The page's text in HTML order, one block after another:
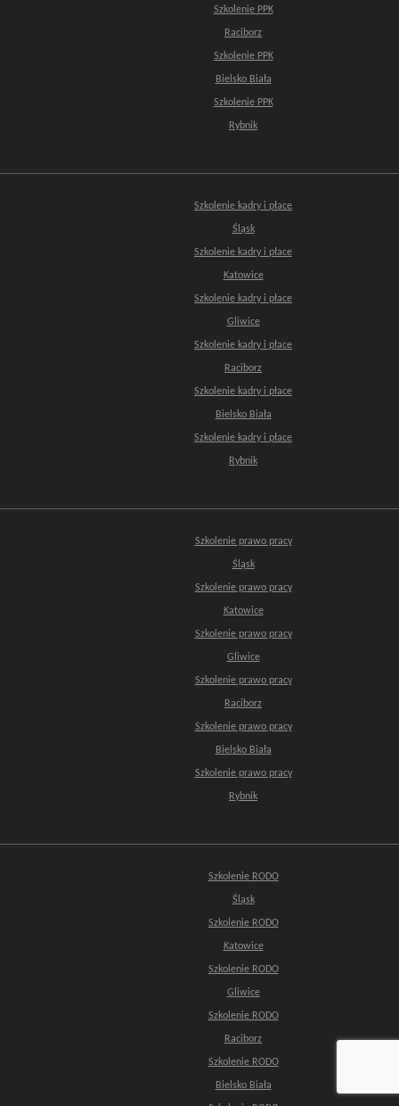
Szkolenie PPK
Raciborz
Szkolenie PPK
Bielsko Biała
Szkolenie PPK
Rybnik
Szkolenie kadry i płace
Śląsk
Szkolenie kadry i płace
Katowice
Szkolenie kadry i płace
Gliwice
Szkolenie kadry i płace
Raciborz
Szkolenie kadry i płace
Bielsko Biała
Szkolenie kadry i płace
Rybnik
Szkolenie prawo pracy
Śląsk
Szkolenie prawo pracy
Katowice
Szkolenie prawo pracy
Gliwice
Szkolenie prawo pracy
Raciborz
Szkolenie prawo pracy
Bielsko Biała
Szkolenie prawo pracy
Rybnik
Szkolenie RODO
Śląsk
Szkolenie RODO
Katowice
Szkolenie RODO
Gliwice
Szkolenie RODO
Raciborz
Szkolenie RODO
Bielsko Biała